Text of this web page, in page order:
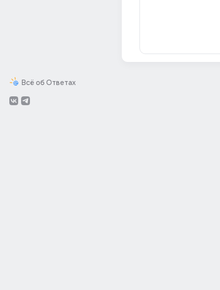
Всё об Ответах